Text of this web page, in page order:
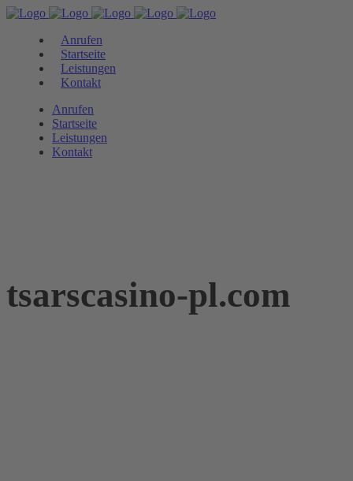
Anrufen
Startseite
Leistungen
Kontakt
Anrufen
Startseite
Leistungen
Kontakt
tsarscasino-pl.com